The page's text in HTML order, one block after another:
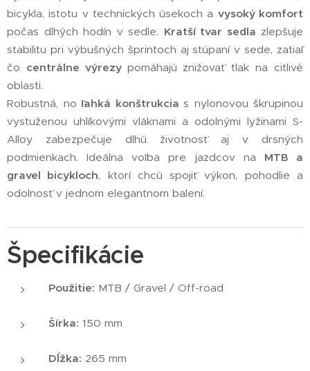
bicykla, istotu v technických úsekoch a vysoký komfort
počas dlhých hodín v sedle. Kratší tvar sedla zlepšuje
stabilitu pri výbušných šprintoch aj stúpaní v sede, zatiaľ
čo centrálne výrezy pomáhajú znižovať tlak na citlivé
oblasti.
Robustná, no ľahká konštrukcia s nylonovou škrupinou
vystuženou uhlíkovými vláknami a odolnými lyžinami S-
Alloy zabezpečuje dlhú životnosť aj v drsných
podmienkach. Ideálna voľba pre jazdcov na MTB a
gravel bicykloch, ktorí chcú spojiť výkon, pohodlie a
odolnosť v jednom elegantnom balení.
Špecifikácie
Použitie: MTB / Gravel / Off-road
Šírka: 150 mm
Dĺžka: 265 mm